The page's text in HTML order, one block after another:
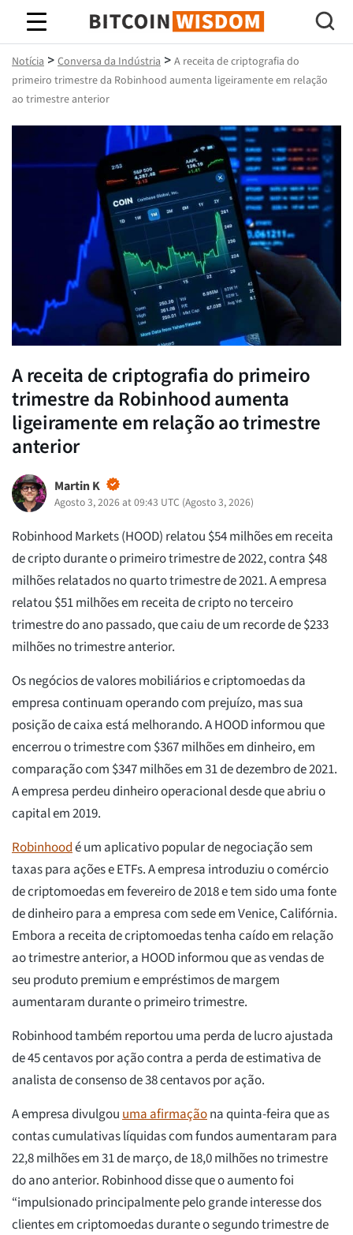
Sabedoria do Bitcoin
Notícia > Conversa da Indústria > A receita de criptografia do
primeiro trimestre da Robinhood aumenta ligeiramente em relação
ao trimestre anterior
A receita de criptografia do primeiro
trimestre da Robinhood aumenta
ligeiramente em relação ao trimestre
anterior
Martin K
Agosto 3, 2026 at 09:43 UTC (Agosto 3, 2026)
Robinhood Markets (HOOD) relatou $54 milhões em receita
de cripto durante o primeiro trimestre de 2022, contra $48
milhões relatados no quarto trimestre de 2021. A empresa
relatou $51 milhões em receita de cripto no terceiro
trimestre do ano passado, que caiu de um recorde de $233
milhões no trimestre anterior.
Os negócios de valores mobiliários e criptomoedas da
empresa continuam operando com prejuízo, mas sua
posição de caixa está melhorando. A HOOD informou que
encerrou o trimestre com $367 milhões em dinheiro, em
comparação com $347 milhões em 31 de dezembro de 2021.
A empresa perdeu dinheiro operacional desde que abriu o
capital em 2019.
Robinhoodé um aplicativo popular de negociação sem
taxas para ações e ETFs. A empresa introduziu o comércio
de criptomoedas em fevereiro de 2018 e tem sido uma fonte
de dinheiro para a empresa com sede em Venice, Califórnia.
Embora a receita de criptomoedas tenha caído em relação
ao trimestre anterior, a HOOD informou que as vendas de
seu produto premium e empréstimos de margem
aumentaram durante o primeiro trimestre.
Robinhood também reportou uma perda de lucro ajustada
de 45 centavos por ação contra a perda de estimativa de
analista de consenso de 38 centavos por ação.
A empresa divulgou uma afirmaçãona quinta-feira que as
contas cumulativas líquidas com fundos aumentaram para
22,8 milhões em 31 de março, de 18,0 milhões no trimestre
do ano anterior. Robinhood disse que o aumento foi
“impulsionado principalmente pelo grande interesse dos
clientes em criptomoedas durante o segundo trimestre de